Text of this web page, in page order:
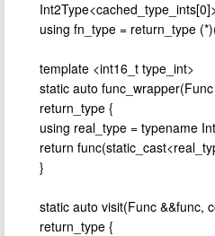
using fn_type = return_type
template <int16_t type_int>
static auto
return_type {
using real_type = typename
return
}
static auto visit(Func &&func,
return_type {